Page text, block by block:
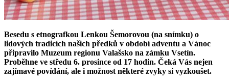
Besedu s etnografkou Lenkou Šemorovou (na snímku) o
lidových tradicích našich předků v období adventu a Vánoc
připravilo Muzeum regionu Valašsko na zámku Vsetín.
Proběhne ve středu 6. prosince od 17 hodin. Čeká Vás nejen
zajímavé povídání, ale i možnost některé zvyky si vyzkoušet.